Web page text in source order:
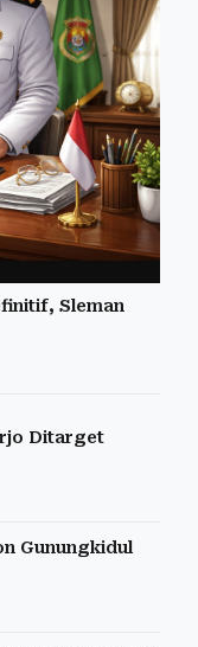
Sleman
Ditarget
Gunungkidul